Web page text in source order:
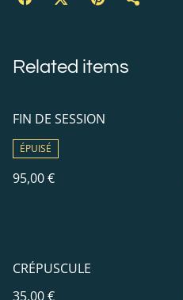
Related items
FIN DE SESSION
ÉPUISÉ
95,00 €
CRÉPUSCULE
35,00 €